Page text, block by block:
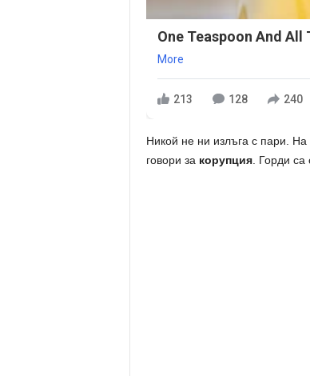
One Teaspoon And All
More
213 128 240
Никой не ни излъга с пари.
говори за корупция. Горди са